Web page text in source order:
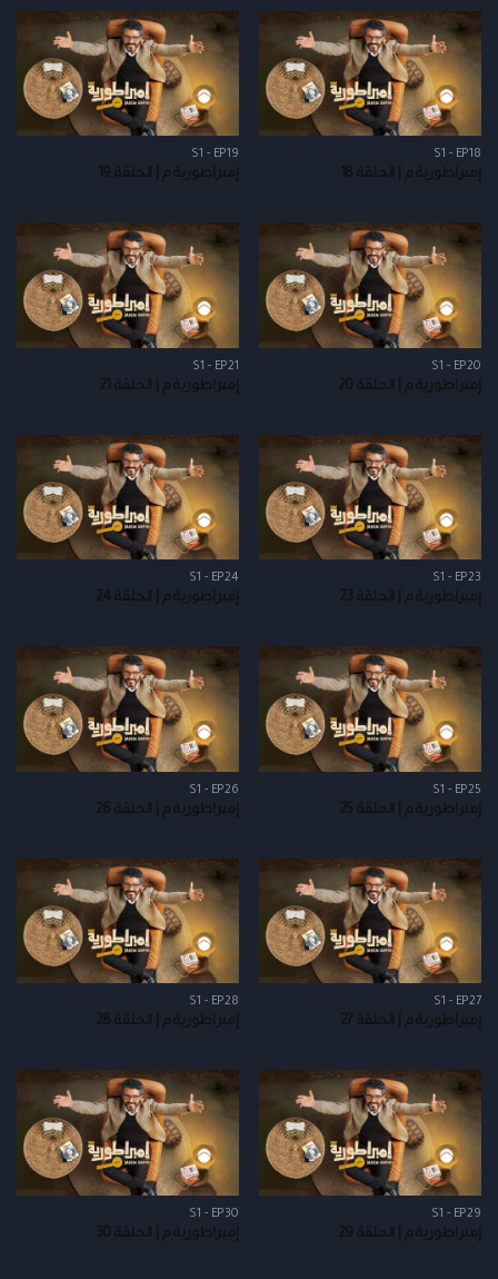
S1 - EP18
إمبراطورية م | الحلقة 18
S1 - EP19
إمبراطورية م | الحلقة 19
S1 - EP20
إمبراطورية م | الحلقة 20
S1 - EP21
إمبراطورية م | الحلقة 21
S1 - EP23
إمبراطورية م | الحلقة 23
S1 - EP24
إمبراطورية م | الحلقة 24
S1 - EP25
إمبراطورية م | الحلقة 25
S1 - EP26
إمبراطورية م | الحلقة 26
S1 - EP27
إمبراطورية م | الحلقة 27
S1 - EP28
إمبراطورية م | الحلقة 28
S1 - EP29
إمبراطورية م | الحلقة 29
S1 - EP30
إمبراطورية م | الحلقة 30